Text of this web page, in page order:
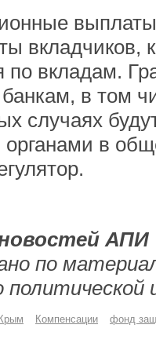
вкладчиков,
по вкладам.
в том
случаях
в
АПИ
по
Крым Компенсации фонд